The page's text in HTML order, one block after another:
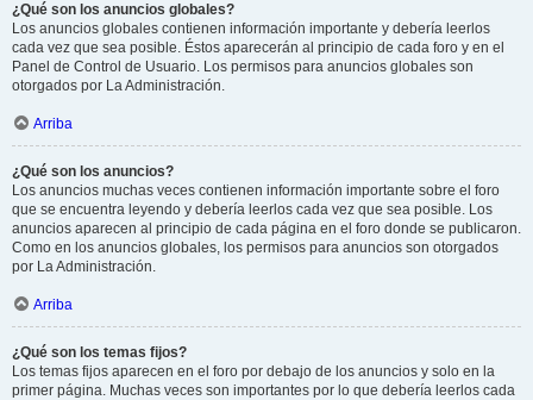
¿Qué son los anuncios globales?
Los anuncios globales contienen información importante y debería leerlos
cada vez que sea posible. Éstos aparecerán al principio de cada foro y en el
Panel de Control de Usuario. Los permisos para anuncios globales son
otorgados por La Administración.
Arriba
¿Qué son los anuncios?
Los anuncios muchas veces contienen información importante sobre el foro
que se encuentra leyendo y debería leerlos cada vez que sea posible. Los
anuncios aparecen al principio de cada página en el foro donde se publicaron.
Como en los anuncios globales, los permisos para anuncios son otorgados
por La Administración.
Arriba
¿Qué son los temas fijos?
Los temas fijos aparecen en el foro por debajo de los anuncios y solo en la
primer página. Muchas veces son importantes por lo que debería leerlos cada